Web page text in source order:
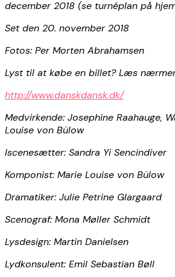
december 2018 (se turnéplan på
Set den 20. november 2018
Fotos: Per Morten Abrahamsen
Lyst til at købe en billet? Læs
http://www.danskdansk.dk/
Medvirkende: Josephine Raahauge,
Louise von Bülow
Iscenesætter: Sandra Yi Sencindiver
Komponist: Marie Louise von Bülow
Dramatiker: Julie Petrine Glargaard
Scenograf: Mona Møller Schmidt
Lysdesign: Martin Danielsen
Lydkonsulent: Emil Sebastian Bøll